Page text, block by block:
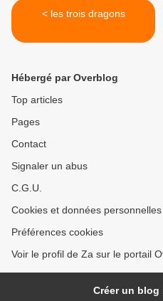
< les trois dragons
Hébergé par Overblog
Top articles
Pages
Contact
Signaler un abus
C.G.U.
Cookies et données personnelles
Préférences cookies
Voir le profil de Za sur le portail
Créer un blog